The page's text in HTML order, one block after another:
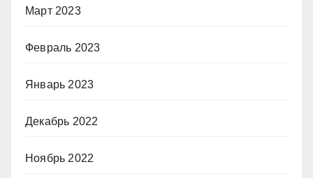
Март 2023
Февраль 2023
Январь 2023
Декабрь 2022
Ноябрь 2022